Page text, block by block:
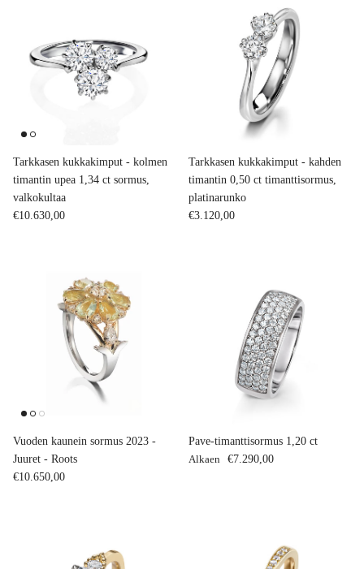
Tarkkasen kukkakimput - kolmen
timantin upea 1,34 ct sormus,
valkokultaa
Normaalihinta
€10.630,00
Tarkkasen kukkakimput - kahden
timantin 0,50 ct timanttisormus,
platinarunko
Normaalihinta
€3.120,00
Vuoden kaunein sormus 2023 -
Juuret - Roots
Normaalihinta
€10.650,00
Pave-timanttisormus 1,20 ct
Normaalihinta
Alkaen €7.290,00